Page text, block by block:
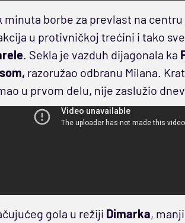
borbe za prevlast na
u protivničkoj trećini i tako
. Sekla je vazduh dijagonala ka
razoružao odbranu Milana.
u prvom delu, nije zaslužio
gola u režiji Dimarka,